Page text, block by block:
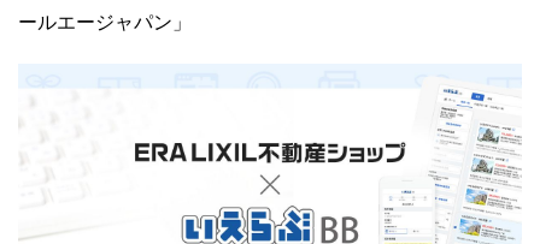
ユーザーインタビュー
ールエージャパン」